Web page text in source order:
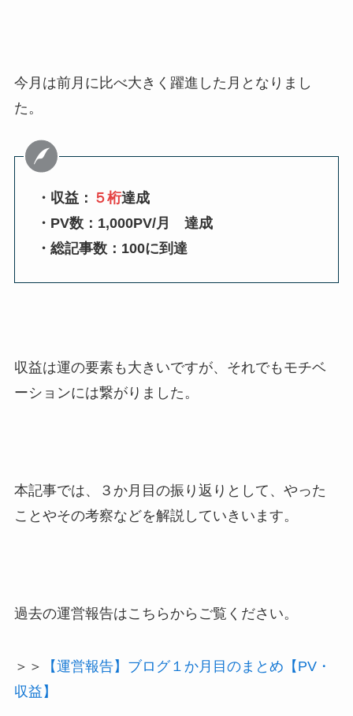
今月は前月に比べ大きく躍進した月となりまし
た。
・収益： ５桁達成
・PV数：1,000PV/月 達成
・総記事数：100に到達
収益は運の要素も大きいですが、それでもモチベ
ーションには繋がりました。
本記事では、３か月目の振り返りとして、やった
ことやその考察などを解説していきいます。
過去の運営報告はこちらからご覧ください。
＞＞
【運営報告】ブログ１か月目のまとめ【PV・
収益】